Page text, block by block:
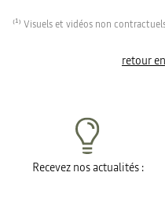
⁽¹⁾ Visuels et vidéos non
retour
Recevez nos actualités :